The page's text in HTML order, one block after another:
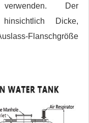
Der
hinsichtlich Dicke,
Flanschgröße